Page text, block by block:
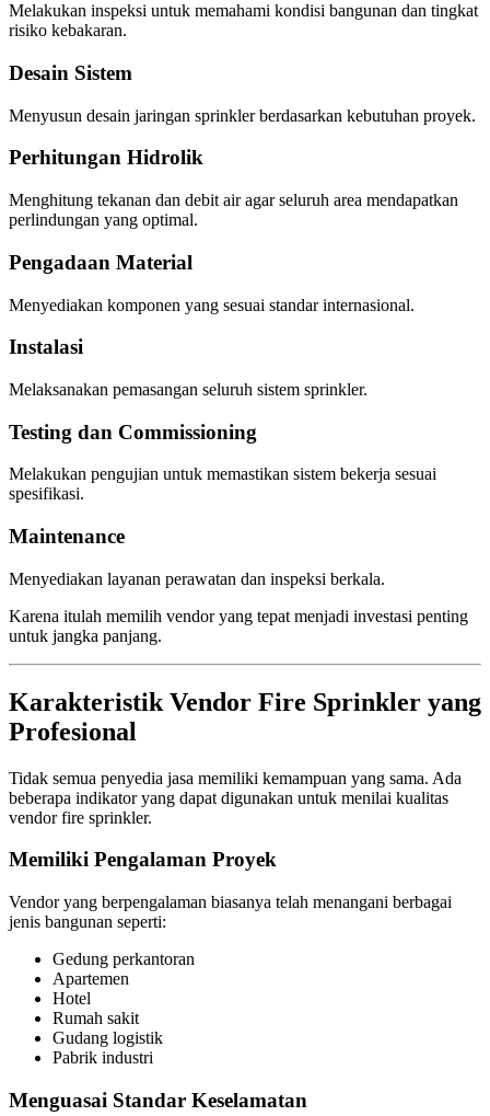
Melakukan inspeksi untuk memahami kondisi bangunan dan tingkat
risiko kebakaran.
Desain Sistem
Menyusun desain jaringan sprinkler berdasarkan kebutuhan proyek.
Perhitungan Hidrolik
Menghitung tekanan dan debit air agar seluruh area mendapatkan
perlindungan yang optimal.
Pengadaan Material
Menyediakan komponen yang sesuai standar internasional.
Instalasi
Melaksanakan pemasangan seluruh sistem sprinkler.
Testing dan Commissioning
Melakukan pengujian untuk memastikan sistem bekerja sesuai
spesifikasi.
Maintenance
Menyediakan layanan perawatan dan inspeksi berkala.
Karena itulah memilih vendor yang tepat menjadi investasi penting
untuk jangka panjang.
Karakteristik Vendor Fire Sprinkler yang
Profesional
Tidak semua penyedia jasa memiliki kemampuan yang sama. Ada
beberapa indikator yang dapat digunakan untuk menilai kualitas
vendor fire sprinkler.
Memiliki Pengalaman Proyek
Vendor yang berpengalaman biasanya telah menangani berbagai
jenis bangunan seperti:
Gedung perkantoran
Apartemen
Hotel
Rumah sakit
Gudang logistik
Pabrik industri
Menguasai Standar Keselamatan